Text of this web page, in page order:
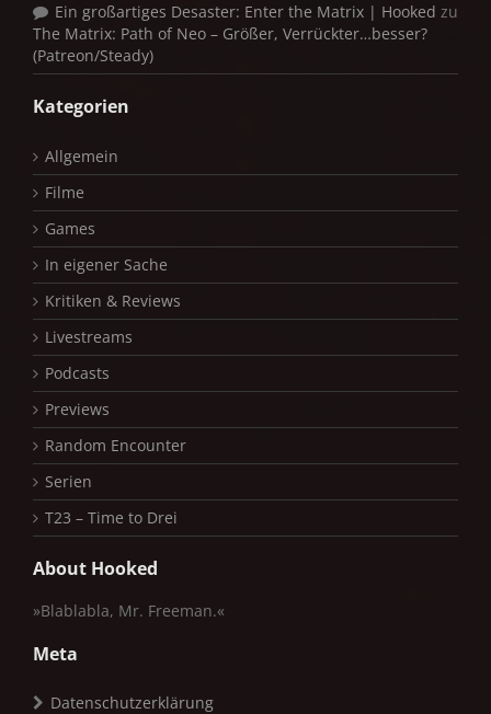
Ein großartiges Desaster: Enter the Matrix | Hooked zu
The Matrix: Path of Neo – Größer, Verrückter…besser?
(Patreon/Steady)
Kategorien
Allgemein
Filme
Games
In eigener Sache
Kritiken & Reviews
Livestreams
Podcasts
Previews
Random Encounter
Serien
T23 – Time to Drei
About Hooked
»Blablabla, Mr. Freeman.«
Meta
Datenschutzerklärung